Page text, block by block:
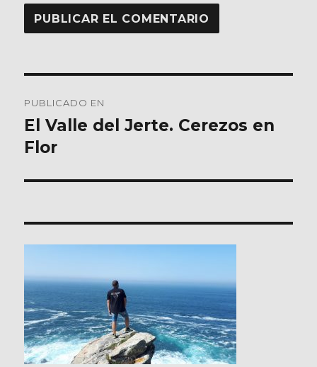
de
entradas
PUBLICADO EN
El Valle del Jerte. Cerezos en
Flor